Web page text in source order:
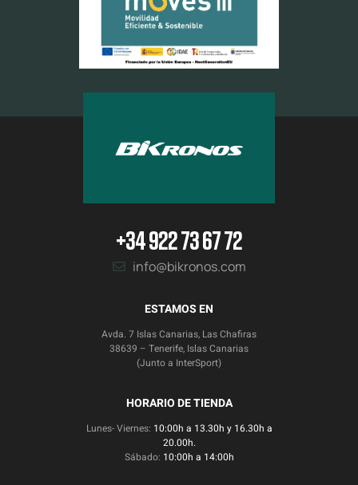
+34 922 73 67 72
info@bikronos.com
ESTAMOS EN
Avda. 7 Islas Canarias, Las Chafiras
38639 – Tenerife, Islas Canarias
(Junto a InterSport)
HORARIO DE TIENDA
Lunes- Viernes: 10:00h a 13.30h y 16.30h a
20.00h.
Sábado: 10:00h a 14:00h